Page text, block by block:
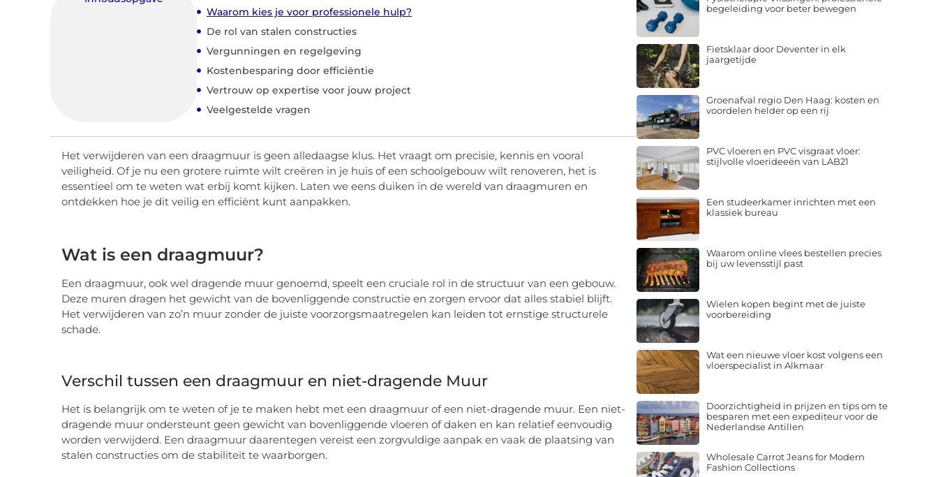
Waarom kies je voor professionele hulp?
De rol van stalen constructies
Vergunningen en regelgeving
Kostenbesparing door efficiëntie
Vertrouw op expertise voor jouw project
Veelgestelde vragen
Het verwijderen van een draagmuur is geen alledaagse klus. Het vraagt om precisie, kennis en vooral
veiligheid. Of je nu een grotere ruimte wilt creëren in je huis of een schoolgebouw wilt renoveren, het is
essentieel om te weten wat erbij komt kijken. Laten we eens duiken in de wereld van draagmuren en
ontdekken hoe je dit veilig en efficiënt kunt aanpakken.
Wat is een draagmuur?
Een draagmuur, ook wel dragende muur genoemd, speelt een cruciale rol in de structuur van een gebouw.
Deze muren dragen het gewicht van de bovenliggende constructie en zorgen ervoor dat alles stabiel blijft.
Het verwijderen van zo’n muur zonder de juiste voorzorgsmaatregelen kan leiden tot ernstige structurele
schade.
Verschil tussen een draagmuur en niet-dragende Muur
Het is belangrijk om te weten of je te maken hebt met een draagmuur of een niet-dragende muur. Een niet-
dragende muur ondersteunt geen gewicht van bovenliggende vloeren of daken en kan relatief eenvoudig
worden verwijderd. Een draagmuur daarentegen vereist een zorgvuldige aanpak en vaak de plaatsing van
stalen constructies om de stabiliteit te waarborgen.
begeleiding voor beter bewegen
Fietsklaar door Deventer in elk
jaargetijde
Groenafval regio Den Haag: kosten en
voordelen helder op een rij
PVC vloeren en PVC visgraat vloer:
stijlvolle vloerideeën van LAB21
Een studeerkamer inrichten met een
klassiek bureau
Waarom online vlees bestellen precies
bij uw levensstijl past
Wielen kopen begint met de juiste
voorbereiding
Wat een nieuwe vloer kost volgens een
vloerspecialist in Alkmaar
Doorzichtigheid in prijzen en tips om te
besparen met een expediteur voor de
Nederlandse Antillen
Wholesale Carrot Jeans for Modern
Fashion Collections